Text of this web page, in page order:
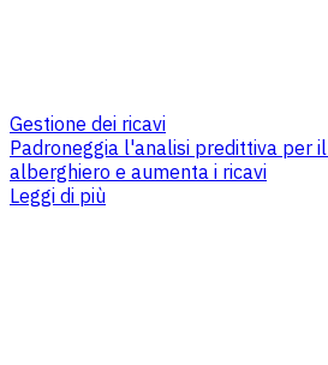
Gestione dei ricavi
Padroneggia l'analisi predittiva per
alberghiero e aumenta i ricavi
Leggi di più